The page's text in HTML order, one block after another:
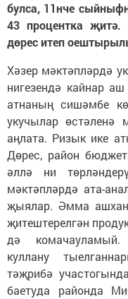
булса, 11нче
43 процентка җитә.
дөрес итеп
Хәзер мәктәпләрдә
нигезендә кайнар
атнаның сишәмбе
укучылар өстәленә
аңлата. Ризык ике
Дөрес, район
әллә ни
мәктәпләрдә ата-
җыялар. Әмма
җитештерелгән
дә комачауламый.
куллану
тәҗрибә
баетуда районда